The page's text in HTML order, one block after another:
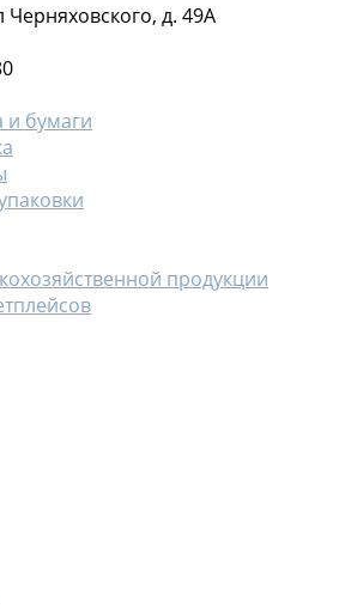
Черняховского, д. 49А
и бумаги
продукции